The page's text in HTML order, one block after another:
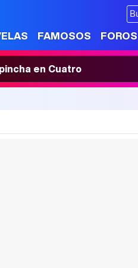
FAMOSOS FOROS
en Cuatro